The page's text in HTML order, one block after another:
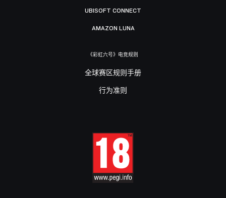
UBISOFT CONNECT
AMAZON LUNA
《彩虹六号》电竞规则
全球赛区规则手册
行为准则